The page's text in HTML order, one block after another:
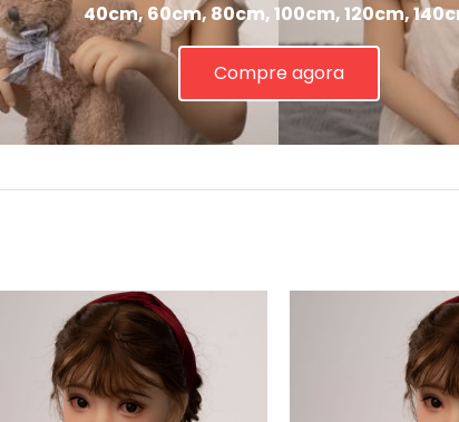
40cm, 60cm, 80cm, 100cm, 120cm,
Compre agora